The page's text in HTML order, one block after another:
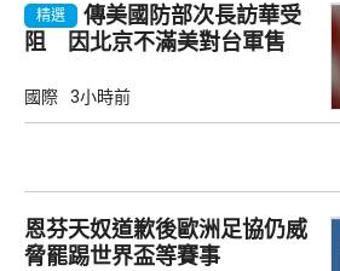
精選
傳美國防部次長訪華受
阻 因北京不滿美對台軍售
國際 3小時前
恩芬天奴道歉後歐洲足協仍威
脅罷踢世界盃等賽事